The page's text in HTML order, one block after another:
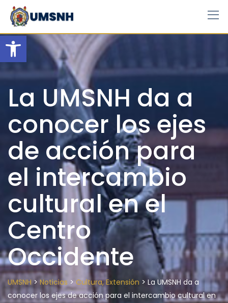
Open toolbar
Skip
content
La UMSNH da a
conocer los ejes
de acción para
el intercambio
cultural en el
Centro
Occidente
UMSNH> Noticias > Cultura, Extensión > La UMSNH da a
conocer los ejes de acción para el intercambio cultural en